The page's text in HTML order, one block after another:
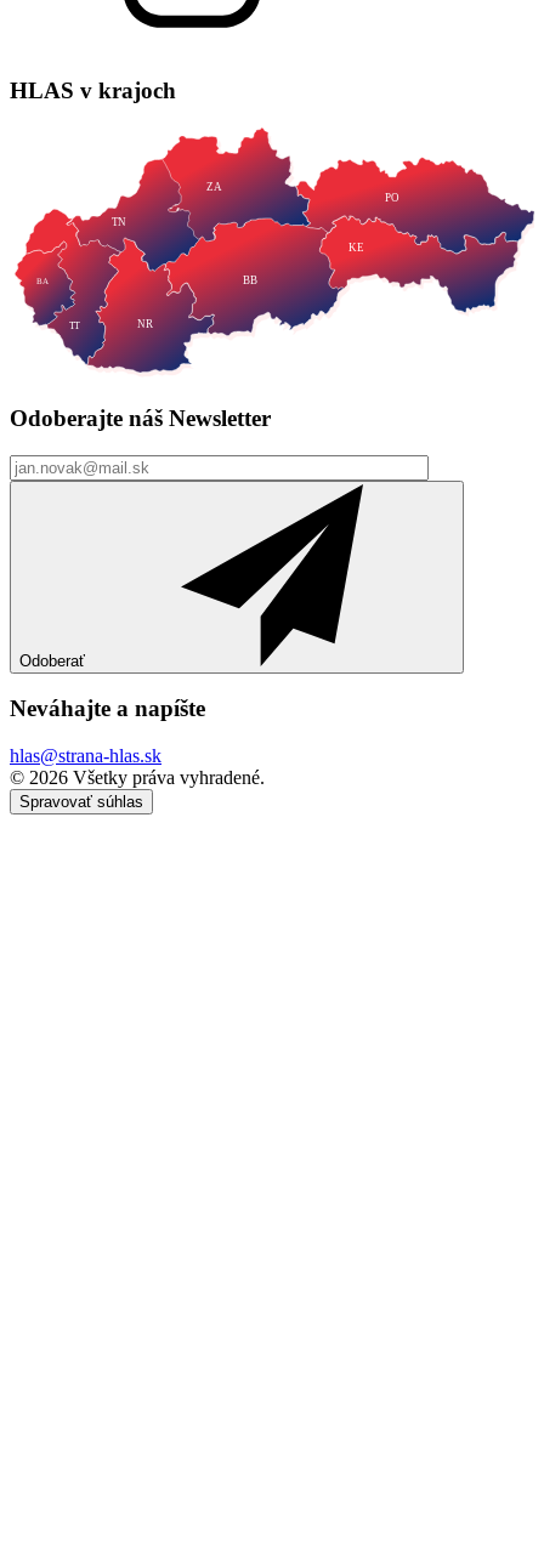
HLAS v krajoch
TT NR
TN
ZA
BB
PO
KE
BA
Odoberajte náš Newsletter
Odoberať
Neváhajte a napíšte
hlas@strana-hlas.sk
©️ 2026 Všetky práva vyhradené.
Spravovať súhlas